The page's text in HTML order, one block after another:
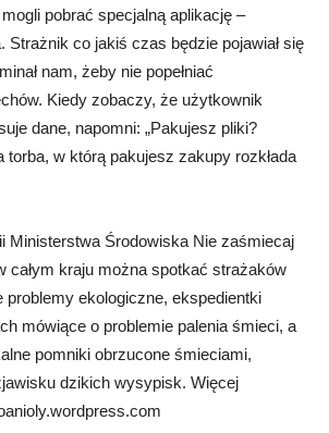
pobrać specjalną aplikację –
Strażnik co jakiś czas będzie pojawiał się
nam, żeby nie popełniać
Kiedy zobaczy, że użytkownik
dane, napomni: „Pakujesz pliki?
torba, w którą pakujesz zakupy rozkłada
Ministerstwa Środowiska Nie zaśmiecaj
całym kraju można spotkać strażaków
problemy ekologiczne, ekspedientki
mówiące o problemie palenia śmieci, a
pomniki obrzucone śmieciami,
dzikich wysypisk. Więcej